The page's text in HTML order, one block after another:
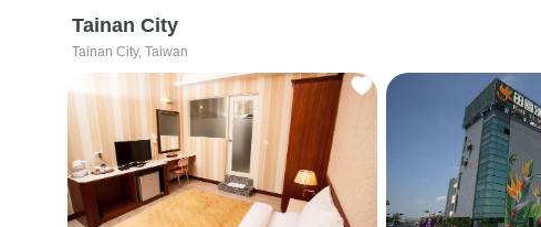
Tainan City
Tainan City, Taiwan